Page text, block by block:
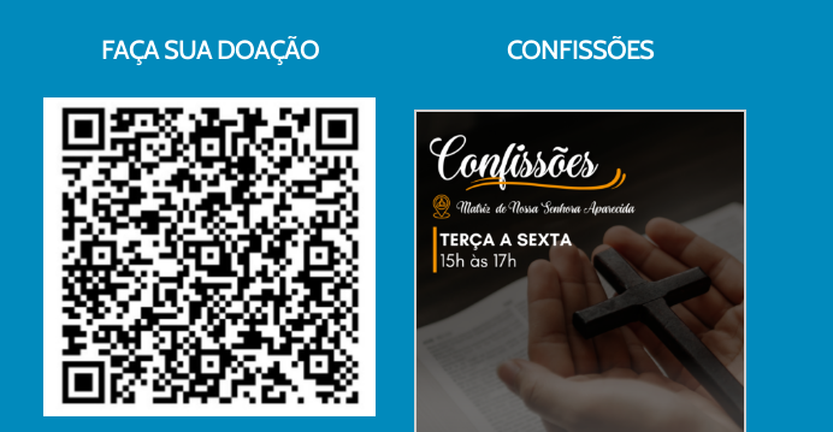
FAÇA SUA DOAÇÃO CONFISSÕES